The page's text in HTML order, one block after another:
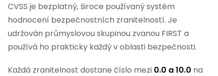
CVSS je bezplatný, široce používaný systém
hodnocení bezpečnostních zranitelností. Je
udržován průmyslovou skupinou zvanou FIRST a
používá ho prakticky každý v oblasti bezpečnosti.
Každá zranitelnost dostane číslo mezi 0.0 a 10.0 na